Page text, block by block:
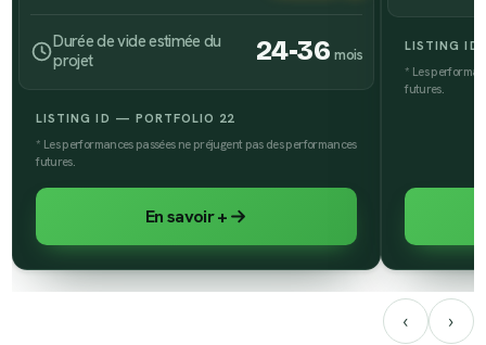
24-36 mois
Durée de vide estimée du
projet
LISTING ID — PORTFOLIO 22
* Les performances passées ne préjugent pas des performances
futures.
En savoir +
LISTING ID
* Les
futures.
‹ ›